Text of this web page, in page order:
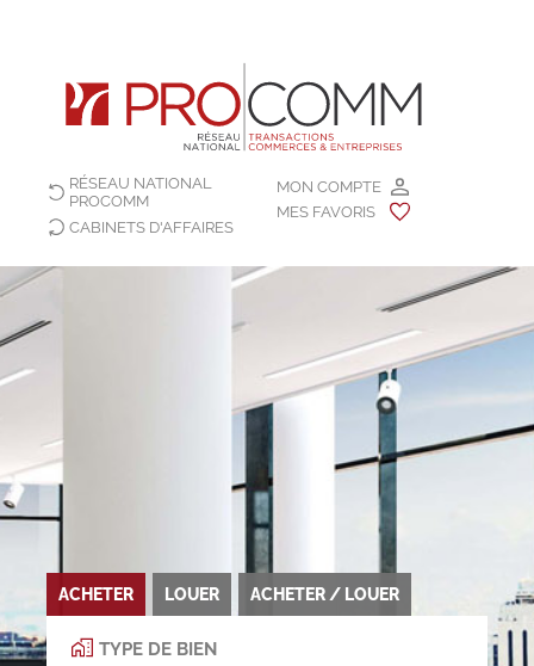
MON COMPTE
MES FAVORIS
RÉSEAU NATIONAL
PROCOMM
CABINETS D'AFFAIRES
ACHETER LOUER ACHETER / LOUER
TYPE DE BIEN